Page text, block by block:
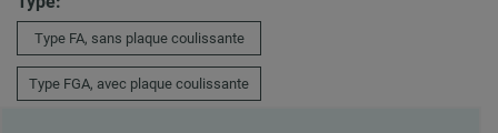
Type FA, sans plaque coulissante
Type FGA, avec plaque coulissante